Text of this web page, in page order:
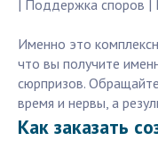
| Поддержка споров
Именно это
что вы получите
сюрпризов.
время и нервы, а
Как заказать